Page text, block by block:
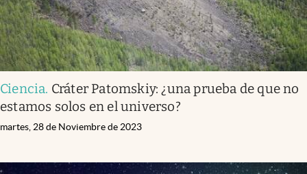
Ciencia. Cráter Patomskiy: ¿una prueba de que no
estamos solos en el universo?
martes, 28 de Noviembre de 2023